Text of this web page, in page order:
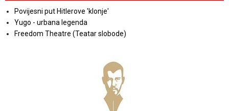
Povijesni put Hitlerove 'klonje'
Yugo - urbana legenda
Freedom Theatre (Teatar slobode)